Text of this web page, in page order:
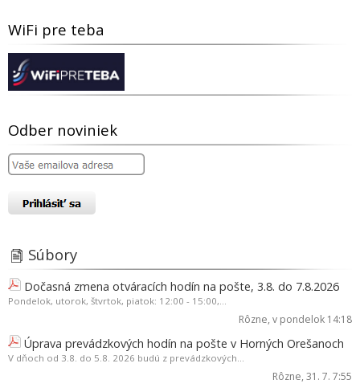
WiFi pre teba
Odber noviniek
Súbory
Dočasná zmena otváracích hodín na pošte, 3.8. do 7.8.2026
Pondelok, utorok, štvrtok, piatok: 12:00 - 15:00,...
Rôzne, v pondelok 14:18
Úprava prevádzkových hodín na pošte v Horných Orešanoch
V dňoch od 3.8. do 5.8. 2026 budú z prevádzkových...
Rôzne, 31. 7. 7:55